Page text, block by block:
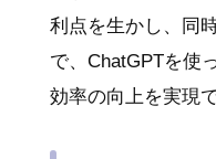
利点を生かし、同
で、ChatGPTを使
効率の向上を実現